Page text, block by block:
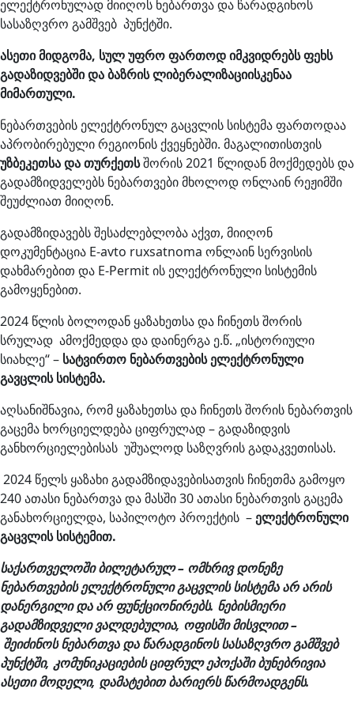
ელექტრონულად მიიღოს ნებართვა და წარადგინოს
სასაზღვრო გამშვებ პუნქტში.
ასეთი მიდგომა, სულ უფრო ფართოდ იმკვიდრებს ფეხს
გადაზიდვებში და ბაზრის ლიბერალიზაციისკენაა
მიმართული.
ნებართვების ელექტრონულ გაცვლის სისტემა ფართოდაა
აპრობირებული რეგიონის ქვეყნებში. მაგალითისთვის
უზბეკეთსა და თურქეთსშორის 2021 წლიდან მოქმედებს და
გადამზიდველებს ნებართვები მხოლოდ ონლაინ რეჟიმში
შეუძლიათ მიიღონ.
გადამზიდავებს შესაძლებლობა აქვთ, მიიღონ
დოკუმენტაცია E-avto ruxsatnoma ონლაინ სერვისის
დახმარებით და E-Permit ის ელექტრონული სისტემის
გამოყენებით.
2024 წლის ბოლოდან ყაზახეთსა და ჩინეთს შორის
სრულად ამოქმედდა და დაინერგა ე.წ. „ისტორიული
სიახლე“ – სატვირთო ნებართვების ელექტრონული
გავცლის სისტემა.
აღსანიშნავია, რომ ყაზახეთსა და ჩინეთს შორის ნებართვის
გაცემა ხორციელდება ციფრულად – გადაზიდვის
განხორციელებისას უშუალოდ საზღვრის გადაკვეთისას.
2024 წელს ყაზახი გადამზიდავებისათვის ჩინეთმა გამოყო
240 ათასი ნებართვა და მასში 30 ათასი ნებართვის გაცემა
განახორციელდა, საპილოტო პროექტის –ელექტრონული
გაცვლის სისტემით.
საქართველოში ბილეტარულ – ომხრივ დონეზე
ნებართვების ელექტრონული გაცვლის სისტემა არ არის
დანერგილი და არ ფუნქციონირებს. ნებისმიერი
გადამზიდველი ვალდებულია, ოფისში მისვლით –
შეიძინოს ნებართვა და წარადგინოს სასაზღვრო გამშვებ
პუნქტში, კომუნიკაციების ციფრულ ეპოქაში ბუნებრივია
ასეთი მოდელი, დამატებით ბარიერს წარმოადგენს.